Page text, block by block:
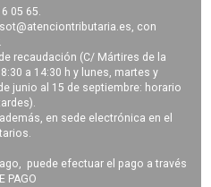
05 65.
, con
recaudación (C/ Mártires de la
a 14:30 h y lunes, martes y
junio al 15 de septiembre: horario
en sede electrónica en el
puede efectuar el pago a través
PAGO